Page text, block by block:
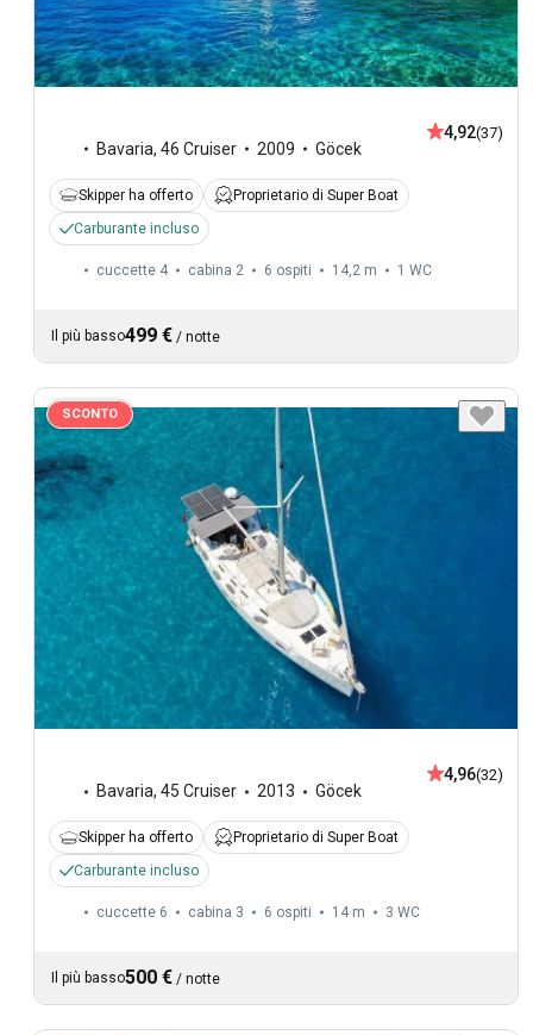
Bavaria, 46 Cruiser 2009 Göcek
4,92(37)
Skipper ha offerto
Proprietario di Super Boat
Carburante incluso
cuccette 4 cabina 2 6 ospiti 14,2 m 1 WC
Il più basso499 € / notte
SCONTO
Bavaria, 45 Cruiser 2013 Göcek
4,96(32)
Skipper ha offerto
Proprietario di Super Boat
Carburante incluso
cuccette 6 cabina 3 6 ospiti 14 m 3 WC
Il più basso500 € / notte